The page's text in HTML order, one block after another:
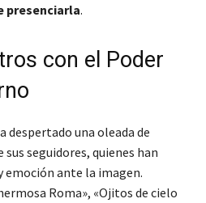
presenciarla.
con el Poder
despertado una oleada de
seguidores, quienes han
emoción ante la imagen.
Roma», «Ojitos de cielo